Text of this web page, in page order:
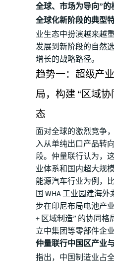
全球、市场为导向”
全球化新阶段的典型
业生态中扮演越来越
发展到新阶段的自然
增长的战略路径。
趋势一：超级产
局，构建 “区域协
态
面对全球的激烈竞争
入从单纯出口产品转
段。仲量联行认为，
业体系和国内超大规
能源汽车行业为例，
国 WHA 工业园建海
步在印尼布局电池产
+ 区域制造” 的协同格
立中集团等零部件企
仲量联行中国区产业
指出，中国制造业占